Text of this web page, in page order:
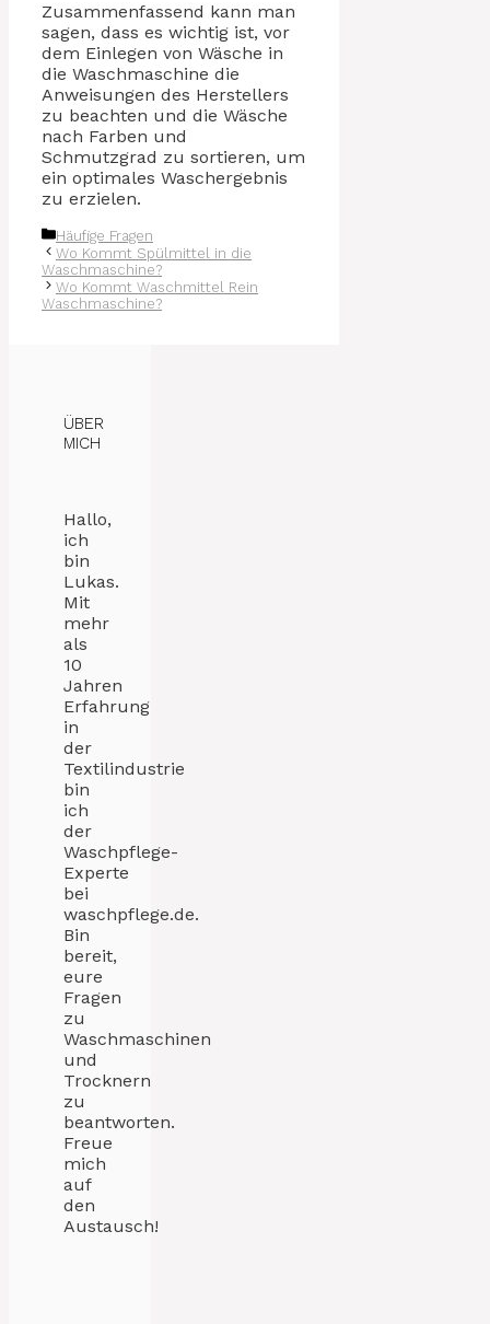
Zusammenfassend kann man
sagen, dass es wichtig ist, vor
dem Einlegen von Wäsche in
die Waschmaschine die
Anweisungen des Herstellers
zu beachten und die Wäsche
nach Farben und
Schmutzgrad zu sortieren, um
ein optimales Waschergebnis
zu erzielen.
Kategorien
Häufige Fragen
Wo Kommt Spülmittel in die
Waschmaschine?
Wo Kommt Waschmittel Rein
Waschmaschine?
ÜBER
MICH
Hallo,
ich
bin
Lukas.
Mit
mehr
als
10
Jahren
Erfahrung
in
der
Textilindustrie
bin
ich
der
Waschpflege-
Experte
bei
waschpflege.de.
Bin
bereit,
eure
Fragen
zu
Waschmaschinen
und
Trocknern
zu
beantworten.
Freue
mich
auf
den
Austausch!